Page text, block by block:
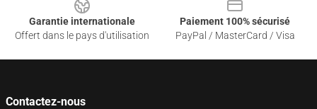
Garantie internationale
Offert dans le pays d'utilisation
Paiement 100% sécurisé
PayPal / MasterCard / Visa
Contactez-nous